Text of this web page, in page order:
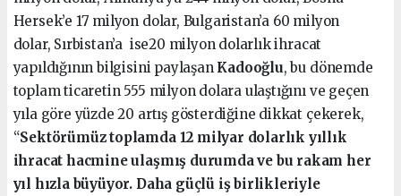
Hersek’e 17 milyon dolar, Bulgaristan’a 60 milyon
dolar, Sırbistan’a ise20 milyon dolarlık ihracat
yapıldığının bilgisini paylaşan Kadooğlu, bu dönemde
toplam ticaretin 555 milyon dolara ulaştığını ve geçen
yıla göre yüzde 20 artış gösterdiğine dikkat çekerek,
“Sektörümüz toplamda 12 milyar dolarlık yıllık
ihracat hacmine ulaşmış durumda ve bu rakam her
yıl hızla büyüyor. Daha güçlü iş birlikleriyle